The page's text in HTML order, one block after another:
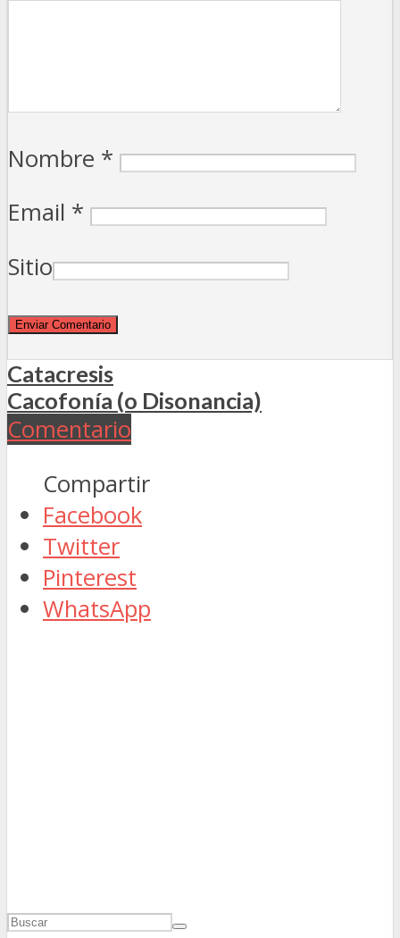
Nombre *
Email *
Sitio
Catacresis
Cacofonía (o Disonancia)
Comentario
Compartir
Facebook
Twitter
Pinterest
WhatsApp